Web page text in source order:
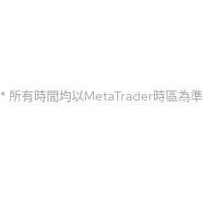
* 所有時間均以MetaTrader時區為準